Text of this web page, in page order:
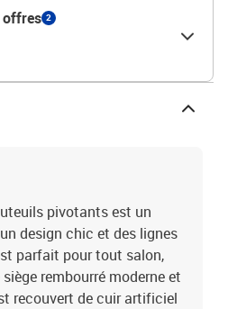
offres 2
pivotants est un
design chic et des lignes
parfait pour tout salon,
rembourré moderne et
recouvert de cuir artificiel